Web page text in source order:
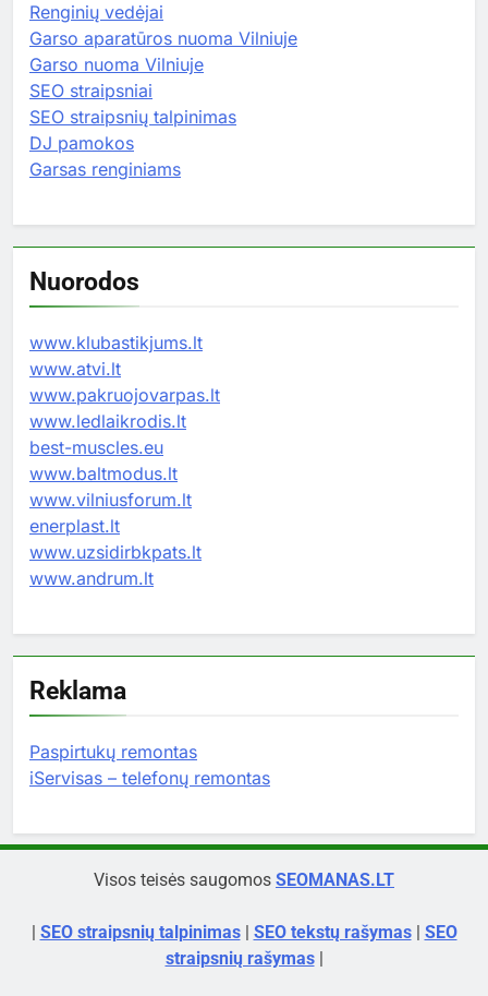
Renginių vedėjai
Garso aparatūros nuoma Vilniuje
Garso nuoma Vilniuje
SEO straipsniai
SEO straipsnių talpinimas
DJ pamokos
Garsas renginiams
Nuorodos
www.klubastikjums.lt
www.atvi.lt
www.pakruojovarpas.lt
www.ledlaikrodis.lt
best-muscles.eu
www.baltmodus.lt
www.vilniusforum.lt
enerplast.lt
www.uzsidirbkpats.lt
www.andrum.lt
Reklama
Paspirtukų remontas
iServisas – telefonų remontas
Visos teisės saugomos SEOMANAS.LT
| SEO straipsnių talpinimas| SEO tekstų rašymas| SEO
straipsnių rašymas|